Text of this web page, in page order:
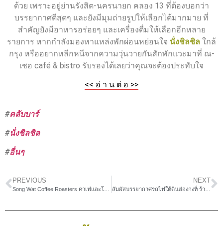
ด้วย เพราะอยู่ย่านรังสิต-นครนายก คลอง 13 ที่ต้องบอกว่า
บรรยากาศดีสุดๆ และยังมีมุมถ่ายรูปให้เลือกได้มากมาย ที่
สำคัญยังมีอาหารอร่อยๆ และเครื่องดื่มให้เลือกอีกหลาย
รายการ หากกำลังมองหาแหล่งพักผ่อนหย่อนใจ นั่งชิลชิล ใกล้
กรุง หรืออยากหลีกหนีจากความวุ่นวายกันสักพักแวะมาที่ ณ-
เชอ café & bistro รับรองได้เลยว่าคุณจะต้องประทับใจ
<< อ่ า น ต่ อ >>
#คลับบาร์
#นั่งชิลชิล
#อื่นๆ
PREVIOUS NEXT
สัมผัสบรรยากาศรถไฟใต้ดินฮ่องกงที่ ร้าน Jim Sa Jui Station